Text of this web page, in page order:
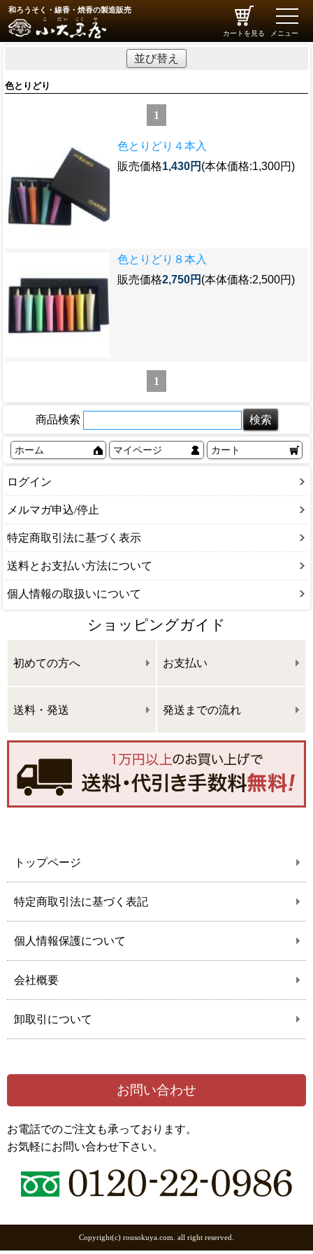
和ろうそく・線香・焼香の製造販売
カートを見る
toggle
メニュー
並び替え
色とりどり
1
色とりどり４本入
販売価格1,430円 (本体価格:1,300円)
色とりどり８本入
販売価格2,750円 (本体価格:2,500円)
1
商品検索
ホーム マイページ カート
ログイン
メルマガ申込/停止
特定商取引法に基づく表示
送料とお支払い方法について
個人情報の取扱いについて
ショッピングガイド
初めての方へ お支払い
送料・発送 発送までの流れ
トップページ
特定商取引法に基づく表記
個人情報保護について
会社概要
卸取引について
お問い合わせ
お電話でのご注文も承っております。
お気軽にお問い合わせ下さい。
Copyright(c) rousokuya.com. all right reserved.